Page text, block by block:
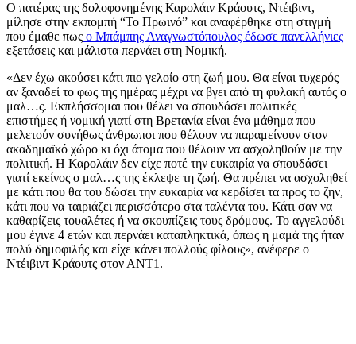
Ο πατέρας της δολοφονημένης Καρολάιν Κράουτς, Ντέιβιντ,
μίλησε στην εκπομπή “Το Πρωινό” και αναφέρθηκε στη στιγμή
που έμαθε πως ο Μπάμπης Αναγνωστόπουλος έδωσε πανελλήνιες
εξετάσεις και μάλιστα περνάει στη Νομική.
«Δεν έχω ακούσει κάτι πιο γελοίο στη ζωή μου. Θα είναι τυχερός
αν ξαναδεί το φως της ημέρας μέχρι να βγει από τη φυλακή αυτός ο
μαλ…ς. Εκπλήσσομαι που θέλει να σπουδάσει πολιτικές
επιστήμες ή νομική γιατί στη Βρετανία είναι ένα μάθημα που
μελετούν συνήθως άνθρωποι που θέλουν να παραμείνουν στον
ακαδημαϊκό χώρο κι όχι άτομα που θέλουν να ασχοληθούν με την
πολιτική. Η Καρολάιν δεν είχε ποτέ την ευκαιρία να σπουδάσει
γιατί εκείνος ο μαλ…ς της έκλεψε τη ζωή. Θα πρέπει να ασχοληθεί
με κάτι που θα του δώσει την ευκαιρία να κερδίσει τα προς το ζην,
κάτι που να ταιριάζει περισσότερο στα ταλέντα του. Κάτι σαν να
καθαρίζεις τουαλέτες ή να σκουπίζεις τους δρόμους. Το αγγελούδι
μου έγινε 4 ετών και περνάει καταπληκτικά, όπως η μαμά της ήταν
πολύ δημοφιλής και είχε κάνει πολλούς φίλους», ανέφερε ο
Ντέιβιντ Κράουτς στον ΑΝΤ1.